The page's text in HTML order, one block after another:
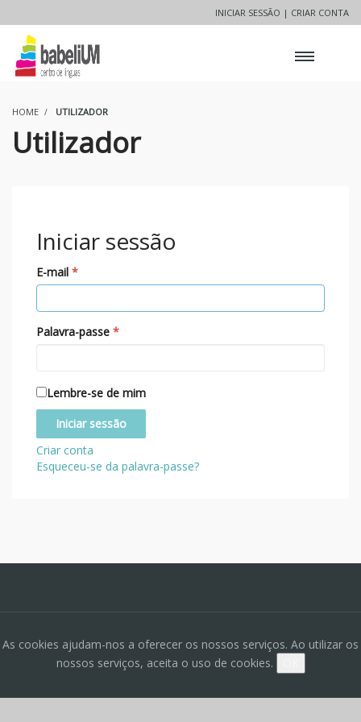
INICIAR SESSÃO | CRIAR CONTA
HOME UTILIZADOR
Utilizador
Iniciar sessão
E-mail
Palavra-passe
Lembre-se de mim
Criar conta
Esqueceu-se da palavra-passe?
As cookies ajudam-nos a oferecer os nossos serviços. Ao utilizar os
nossos serviços, aceita o uso de cookies.